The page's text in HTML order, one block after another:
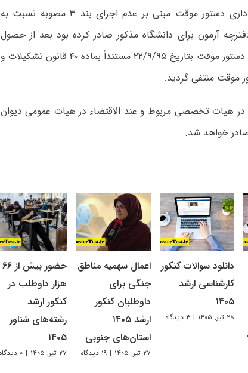
اسلامی ، شعبه چهارم دیوان عدالت اداری دستور موقت مبنی بر عدم اجرای بند ۳ مصوبه نسبت به
آزمون برای دانشگاه مذکور صادر کرده بود بعد از حصول
دلایل جدید مبنی بر عدم ضرورت ادامه دستور موقت بتاریخ ۲۲/۹/۹۵ مستنداً بماده ۴۰ قانون تشکیلات و
موقت منتفی گردید.
هیات تخصصی مربوط و عند الاقتضاء در هیات عمومی دیوان
خواهد شد.
دانلود سوالات کنکور
کارشناسی ارشد
۱۴۰۵
۲۸ تیر, ۱۴۰۵ | ۳ دیدگاه
اعمال سهمیه مناطق
جنگی برای
داوطلبان کنکور
ارشد ۱۴۰۵
استان‌های جنوبی
۲۷ تیر, ۱۴۰۵ | ۱۹ دیدگاه
حضور بیش از ۶۶
هزار داوطلب در
کنکور ارشد
رشته‌های شناور
۱۴۰۵
۲۷ تیر, ۱۴۰۵ | ۰ دیدگاه